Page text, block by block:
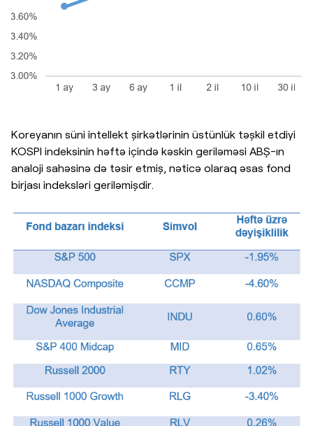
Koreyanın süni intellekt şirkətlərinin üstünlük təşkil etdiyi
KOSPI indeksinin həftə içində kəskin geriləməsi ABŞ-ın
analoji sahəsinə də təsir etmiş, nəticə olaraq əsas fond
birjası indeksləri geriləmişdir.